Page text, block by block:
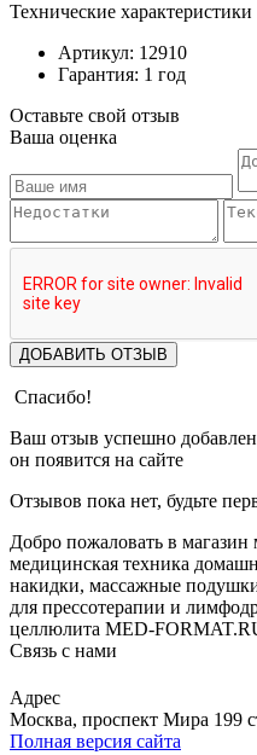
Технические характеристики
Артикул: 12910
Гарантия: 1 год
Оставьте свой отзыв
Ваша оценка
ДОБАВИТЬ ОТЗЫВ
Спасибо!
Ваш отзыв успешно
он появится на сайте
Отзывов пока нет, будьте
Добро пожаловать в
медицинская техника
накидки, массажные
для прессотерапии и
целлюлита MED-
Связь с нами
Адрес
Москва, проспект Мира 199
Полная версия сайта